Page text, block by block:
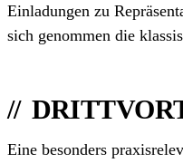
Einladungen zu
sich genommen die
Eine besonders